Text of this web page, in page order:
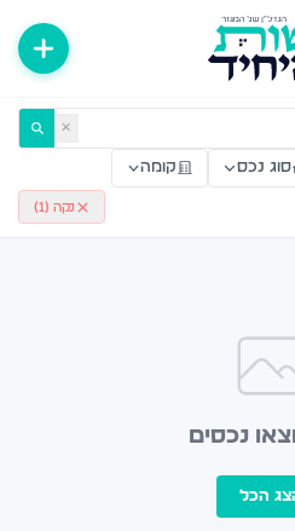
— רשות היחיד ✕
סוג נכס קומה
נקה ( 1
)
נכסים
הכל